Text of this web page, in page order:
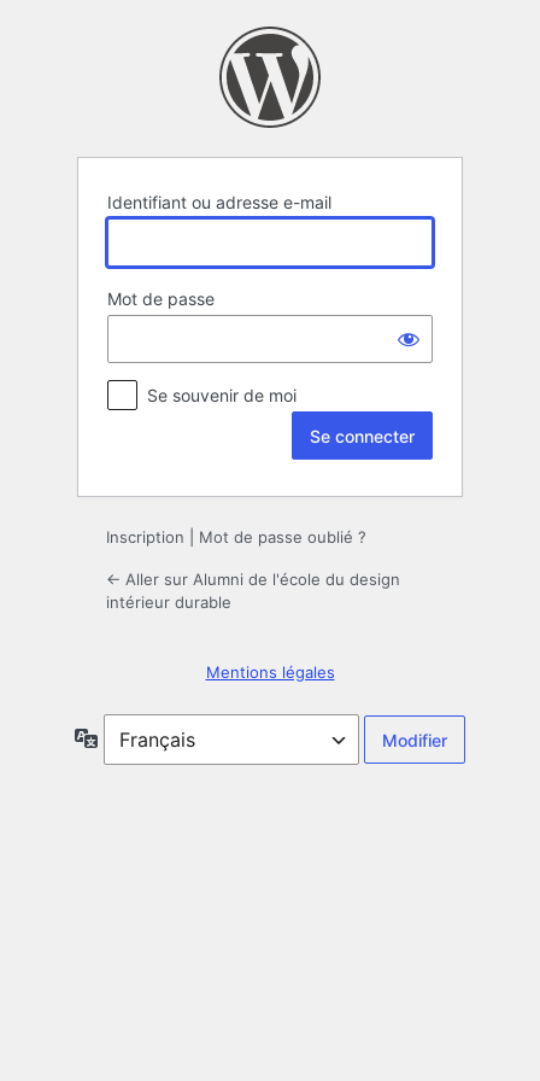
Identifiant ou adresse e-mail
Mot de passe
Se souvenir de moi
Inscription Mot de passe oublié ?
← Aller sur Alumni de l'école du design
intérieur durable
Mentions légales
Langue